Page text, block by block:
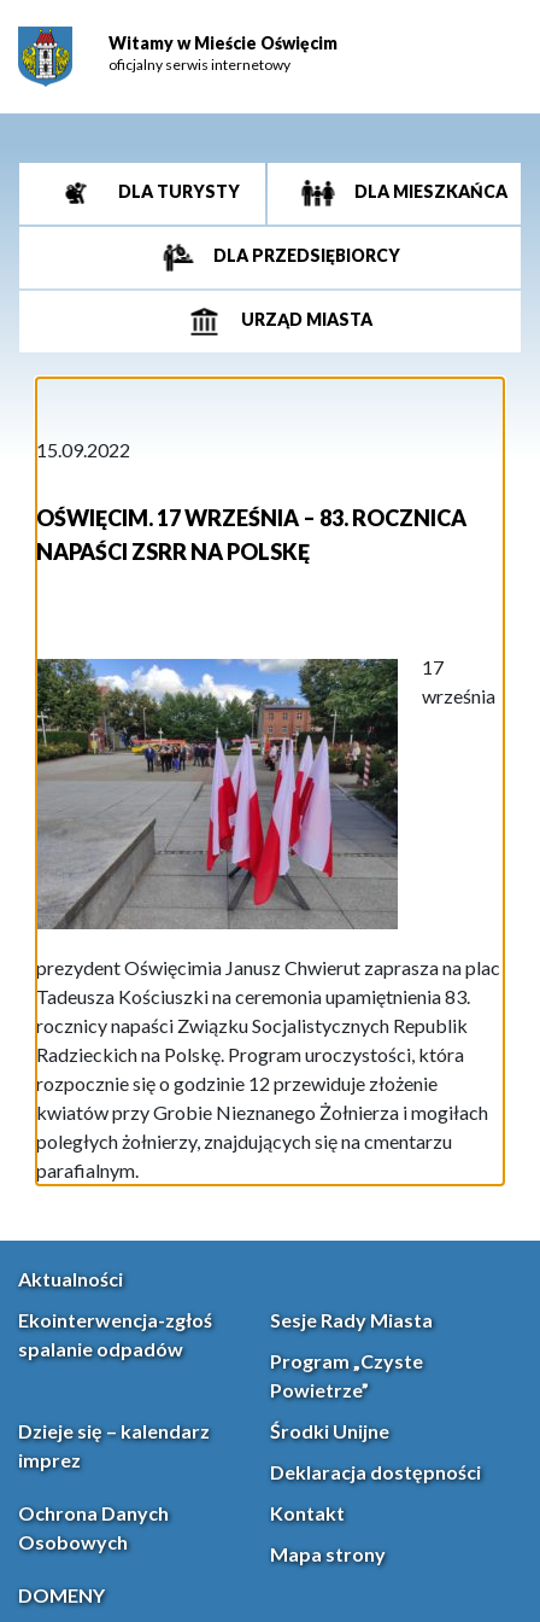
Witamy w Mieście Oświęcim
oficjalny serwis internetowy
DLA TURYSTY DLA MIESZKAŃCA
DLA PRZEDSIĘBIORCY
URZĄD MIASTA
15.09.2022
OŚWIĘCIM. 17 WRZEŚNIA – 83. ROCZNICA
NAPAŚCI ZSRR NA POLSKĘ
17
września
prezydent Oświęcimia Janusz Chwierut zaprasza na plac
Tadeusza Kościuszki na ceremonia upamiętnienia 83.
rocznicy napaści Związku Socjalistycznych Republik
Radzieckich na Polskę. Program uroczystości, która
rozpocznie się o godzinie 12 przewiduje złożenie
kwiatów przy Grobie Nieznanego Żołnierza i mogiłach
poległych żołnierzy, znajdujących się na cmentarzu
parafialnym.
Aktualności
Ekointerwencja-zgłoś
spalanie odpadów
Sesje Rady Miasta
Program „Czyste
Powietrze”
Dzieje się – kalendarz
imprez
Środki Unijne
Deklaracja dostępności
Ochrona Danych
Osobowych
Kontakt
Mapa strony
DOMENY